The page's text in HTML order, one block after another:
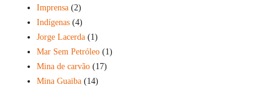
Imprensa (2)
Indígenas (4)
Jorge Lacerda (1)
Mar Sem Petróleo (1)
Mina de carvão (17)
Mina Guaiba (14)